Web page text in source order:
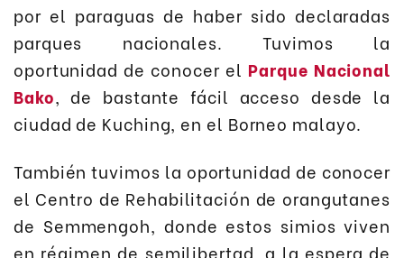
por el paraguas de haber sido declaradas
parques nacionales. Tuvimos la
oportunidad de conocer el Parque Nacional
Bako, de bastante fácil acceso desde la
ciudad de Kuching, en el Borneo malayo.
También tuvimos la oportunidad de conocer
el Centro de Rehabilitación de orangutanes
de Semmengoh, donde estos simios viven
en régimen de semilibertad, a la espera de